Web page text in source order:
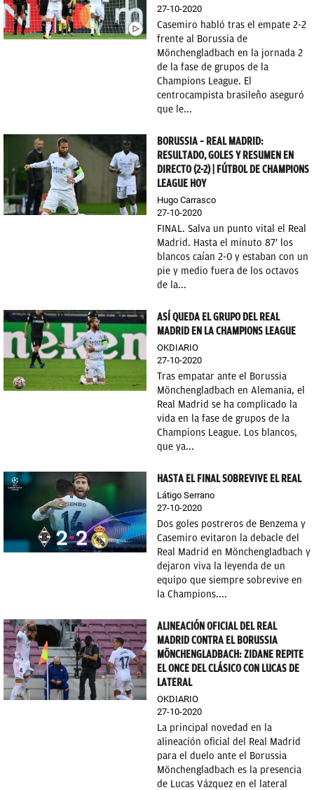
27-10-2020
Casemiro habló tras el empate 2-2
frente al Borussia de
Mönchengladbach en la jornada 2
de la fase de grupos de la
Champions League. El
centrocampista brasileño aseguró
que le...
BORUSSIA – REAL MADRID:
RESULTADO, GOLES Y RESUMEN EN
DIRECTO (2-2) | FÚTBOL DE CHAMPIONS
LEAGUE HOY
Hugo Carrasco
27-10-2020
FINAL. Salva un punto vital el Real
Madrid. Hasta el minuto 87′ los
blancos caían 2-0 y estaban con un
pie y medio fuera de los octavos
de la...
ASÍ QUEDA EL GRUPO DEL REAL
MADRID EN LA CHAMPIONS LEAGUE
OKDIARIO
27-10-2020
Tras empatar ante el Borussia
Mönchengladbach en Alemania, el
Real Madrid se ha complicado la
vida en la fase de grupos de la
Champions League. Los blancos,
que ya...
HASTA EL FINAL SOBREVIVE EL REAL
Látigo Serrano
27-10-2020
Dos goles postreros de Benzema y
Casemiro evitaron la debacle del
Real Madrid en Mönchengladbach y
dejaron viva la leyenda de un
equipo que siempre sobrevive en
la Champions....
ALINEACIÓN OFICIAL DEL REAL
MADRID CONTRA EL BORUSSIA
MÖNCHENGLADBACH: ZIDANE REPITE
EL ONCE DEL CLÁSICO CON LUCAS DE
LATERAL
OKDIARIO
27-10-2020
La principal novedad en la
alineación oficial del Real Madrid
para el duelo ante el Borussia
Mönchengladbach es la presencia
de Lucas Vázquez en el lateral